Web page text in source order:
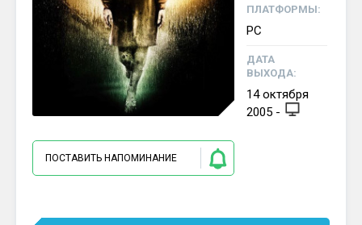
ПОСТАВИТЬ НАПОМИНАНИЕ
ПЛАТФОРМЫ:
PC
ДАТА
ВЫХОДА:
14 октября
2005 -